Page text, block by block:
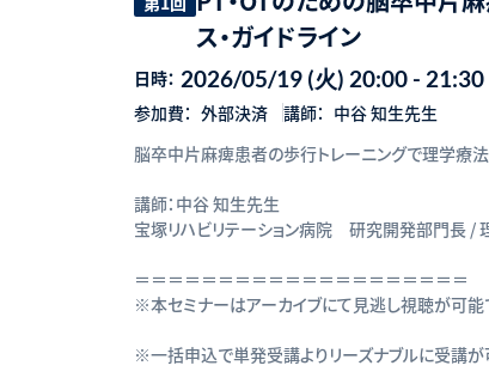
ス・ガイドライン
日時： 2026/05/19 (火) 20:00 - 21:30
参加費： 外部決済 講師： 中谷 知生先生
脳卒中片麻痺患者の歩行トレーニングで理学療
講師：中谷 知生先生
宝塚リハビリテーション病院 研究開発部門長 /
＝＝＝＝＝＝＝＝＝＝＝＝＝＝＝＝＝＝＝＝
※本セミナーはアーカイブにて見逃し視聴が可能
※一括申込で単発受講よりリーズナブルに受講